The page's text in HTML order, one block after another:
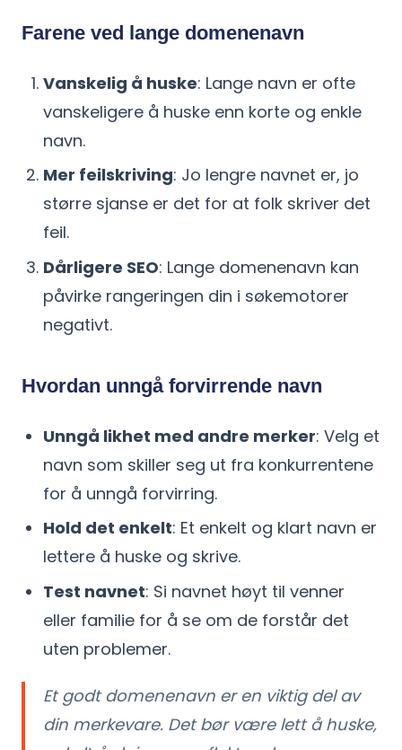
Farene ved lange domenenavn
Vanskelig å huske: Lange navn er ofte
vanskeligere å huske enn korte og enkle
navn.
Mer feilskriving: Jo lengre navnet er, jo
større sjanse er det for at folk skriver det
feil.
Dårligere SEO: Lange domenenavn kan
påvirke rangeringen din i søkemotorer
negativt.
Hvordan unngå forvirrende navn
Unngå likhet med andre merker: Velg et
navn som skiller seg ut fra konkurrentene
for å unngå forvirring.
Hold det enkelt: Et enkelt og klart navn er
lettere å huske og skrive.
Test navnet: Si navnet høyt til venner
eller familie for å se om de forstår det
uten problemer.
Et godt domenenavn er en viktig del av
din merkevare. Det bør være lett å huske,